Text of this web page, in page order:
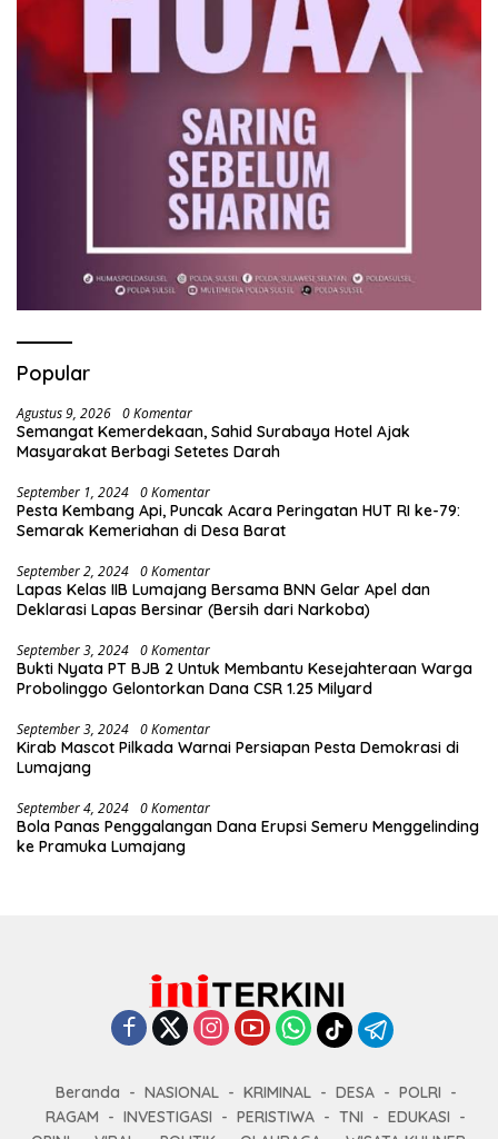
Popular
Agustus 9, 2026 0 Komentar
Semangat Kemerdekaan, Sahid Surabaya Hotel Ajak
Masyarakat Berbagi Setetes Darah
September 1, 2024 0 Komentar
Pesta Kembang Api, Puncak Acara Peringatan HUT RI ke-79:
Semarak Kemeriahan di Desa Barat
September 2, 2024 0 Komentar
Lapas Kelas IIB Lumajang Bersama BNN Gelar Apel dan
Deklarasi Lapas Bersinar (Bersih dari Narkoba)
September 3, 2024 0 Komentar
Bukti Nyata PT BJB 2 Untuk Membantu Kesejahteraan Warga
Probolinggo Gelontorkan Dana CSR 1.25 Milyard
September 3, 2024 0 Komentar
Kirab Mascot Pilkada Warnai Persiapan Pesta Demokrasi di
Lumajang
September 4, 2024 0 Komentar
Bola Panas Penggalangan Dana Erupsi Semeru Menggelinding
ke Pramuka Lumajang
Beranda NASIONAL KRIMINAL DESA
POLRI
RAGAM
INVESTIGASI PERISTIWA TNI
EDUKASI